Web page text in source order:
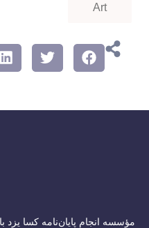
Art
مؤسسه انجام پایان‌نامه کسا